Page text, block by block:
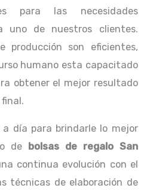
para las necesidades
uno de nuestros clientes.
producción son eficientes,
humano esta capacitado
obtener el mejor resultado
día para brindarle lo mejor
de
bolsas de regalo San
continua evolución con el
técnicas de elaboración de